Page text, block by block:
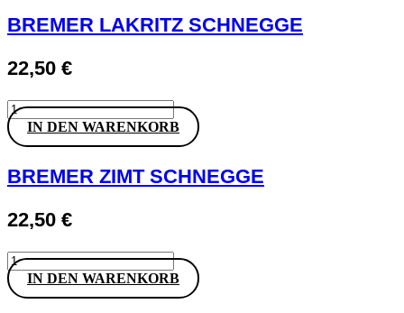
Menge
BREMER LAKRITZ SCHNEGGE
22,50 €
BREMER
LAKRITZ
SCHNEGGE
IN DEN WARENKORB
BREMER ZIMT SCHNEGGE
22,50 €
BREMER
ZIMT
SCHNEGGE
IN DEN WARENKORB